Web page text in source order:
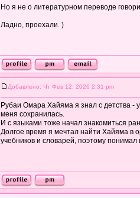
Но я не о литературном переводе
Ладно, проехали. )
Добавлено: Чт Фев 12, 2026 2:31 pm
Рубаи Омара Хайяма я знал с детства -
меня сохранилась.
И с языками тоже начал знакомиться
Долгое время я мечтал найти Хайяма в
учебников и словарей, поэтому